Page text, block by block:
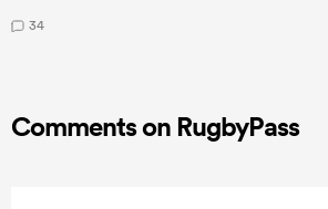
34
Comments on RugbyPass